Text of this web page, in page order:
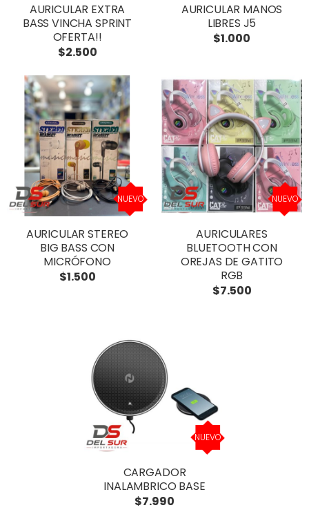
AURICULAR EXTRA
BASS VINCHA SPRINT
OFERTA!!
$2.500
AURICULAR MANOS
LIBRES J5
$1.000
NUEVO
AURICULAR STEREO
BIG BASS CON
MICRÓFONO
$1.500
NUEVO
AURICULARES
BLUETOOTH CON
OREJAS DE GATITO
RGB
$7.500
NUEVO
CARGADOR
INALAMBRICO BASE
$7.990